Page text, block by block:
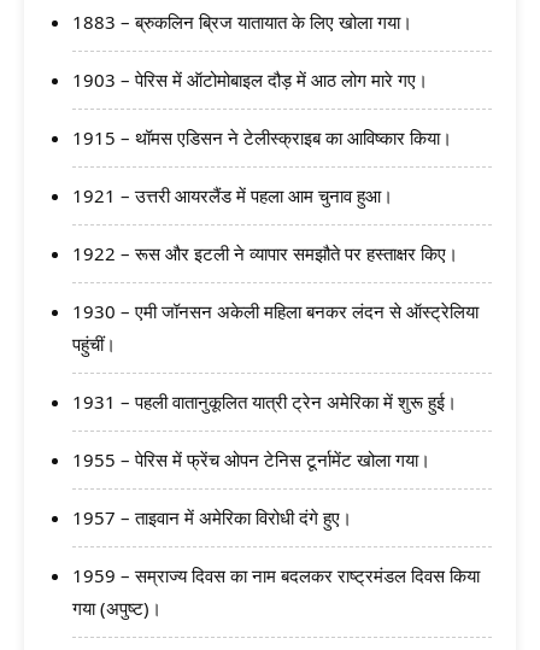
1883 – ब्रुकलिन ब्रिज यातायात के लिए खोला गया।
1903 – पेरिस में ऑटोमोबाइल दौड़ में आठ लोग मारे गए।
1915 – थॉमस एडिसन ने टेलीस्क्राइब का आविष्कार किया।
1921 – उत्तरी आयरलैंड में पहला आम चुनाव हुआ।
1922 – रूस और इटली ने व्यापार समझौते पर हस्ताक्षर किए।
1930 – एमी जॉनसन अकेली महिला बनकर लंदन से ऑस्ट्रेलिया
पहुंचीं।
1931 – पहली वातानुकूलित यात्री ट्रेन अमेरिका में शुरू हुई।
1955 – पेरिस में फ्रेंच ओपन टेनिस टूर्नामेंट खोला गया।
1957 – ताइवान में अमेरिका विरोधी दंगे हुए।
1959 – सम्राज्य दिवस का नाम बदलकर राष्ट्रमंडल दिवस किया
गया (अपुष्ट)।